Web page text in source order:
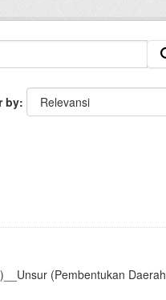
by
(Pembentukan Daerah